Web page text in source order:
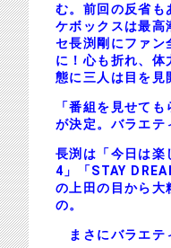
む。前回の反省も
ケボックスは最高
セ長渕剛にファン
に！心も折れ、
態に三人は目を見
「番組を見せて
が決定。バラエテ
長渕は「今日は楽
4」「STAY
の上田の目から大
の。
まさにバラエテ